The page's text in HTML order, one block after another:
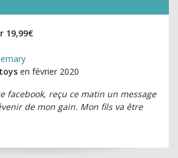
19,99€
en février 2020
facebook, reçu ce matin un message
de mon gain. Mon fils va être